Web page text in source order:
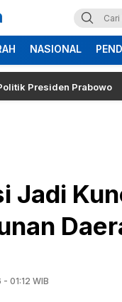
NASIONAL
Prabowo
Jadi
01:12 WIB